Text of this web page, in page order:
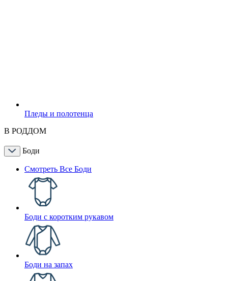
Пледы и полотенца
В РОДДОМ
Боди
Смотреть Все Боди
Боди с коротким рукавом
Боди на запах